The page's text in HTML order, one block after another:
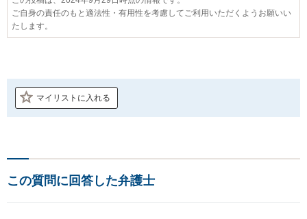
ご自身の責任のもと適法性・有用性を考慮してご利用いただくようお願いい
たします。
マイリストに入れる
この質問に回答した弁護士